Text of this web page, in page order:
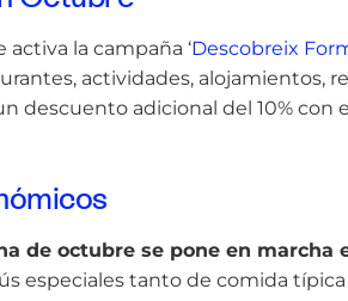
la campaña ‘Descobreix
actividades, alojamientos,
descuento adicional del 10% con
de octubre se pone en
especiales tanto de comida